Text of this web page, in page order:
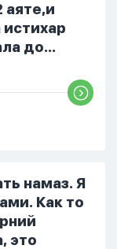
аяте,и
до
и в
хорошие
решила в
во время
намаз. Я
Как то
это